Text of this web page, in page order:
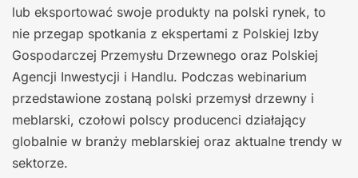
lub eksportować swoje produkty na polski rynek, to
nie przegap spotkania z ekspertami z Polskiej Izby
Gospodarczej Przemysłu Drzewnego oraz Polskiej
Agencji Inwestycji i Handlu. Podczas webinarium
przedstawione zostaną polski przemysł drzewny i
meblarski, czołowi polscy producenci działający
globalnie w branży meblarskiej oraz aktualne trendy w
sektorze.